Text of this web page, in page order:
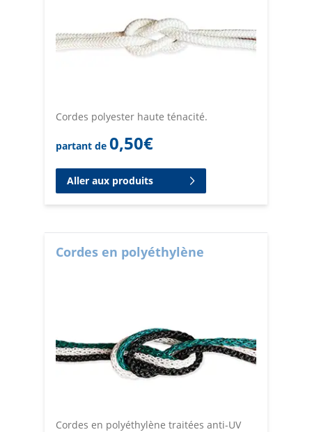
Cordes polyester haute ténacité.
partant de 0,50€
Aller aux produits
Cordes en polyéthylène
Cordes en polyéthylène traitées anti-UV